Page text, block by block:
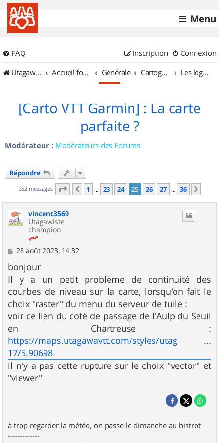
Menu
FAQ Connexion
Inscription
UtagawaVTT (Randos VTT et VTTAE avec traces GPS)
Accueil forum Générale Cartographie et GPS Les logiciels
[Carto VTT Garmin] : La carte
parfaite ?
Modérateur : Modérateurs des Forums
Répondre
352 messages Page 25 sur36
Précédent
1 … 23 24 25 26 27 … 36
vincent3569
Utagawiste
champion
M
s
s
g
e
28 août 2023, 14:32
bonjour
Il y a un petit problème de continuité des
courbes de niveau sur la carte, lorsqu'on fait le
choix "raster" du menu du serveur de tuile :
voir ce lien du coté de passage de l'Aulp du Seuil
en Chartreuse :
https://maps.utagawavtt.com/styles/utag ...
17/5.90698
il n'y a pas cette rupture sur le choix "vector" et
"viewer"
à trop regarder la météo, on passe le dimanche au bistrot
-------------